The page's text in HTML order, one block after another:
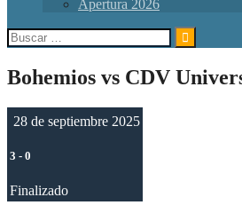
Apertura 2026
Buscar:
Bohemios vs CDV
28 de septiembre 2025
3 - 0
Finalizado